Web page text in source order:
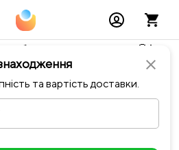
close
та вартість доставки.
із онлайн оплатами🥺🔧
тіста